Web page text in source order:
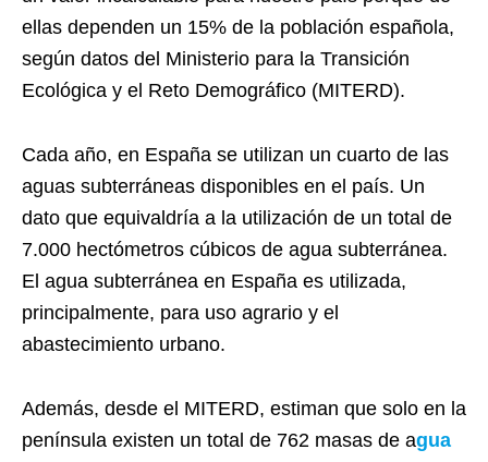
ellas dependen un 15% de la población española,
según datos del Ministerio para la Transición
Ecológica y el Reto Demográfico (MITERD).
Cada año, en España se utilizan un cuarto de las
aguas subterráneas disponibles en el país. Un
dato que equivaldría a la utilización de un total de
7.000 hectómetros cúbicos de agua subterránea.
El agua subterránea en España es utilizada,
principalmente, para uso agrario y el
abastecimiento urbano.
Además, desde el MITERD, estiman que solo en la
península existen un total de 762 masas de agua